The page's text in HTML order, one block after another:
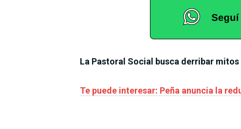
La Pastoral Social busca derribar
Te puede interesar: Peña anuncia la